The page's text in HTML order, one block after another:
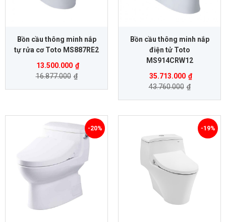
Bồn cầu thông minh nắp
tự rửa cơ Toto MS887RE2
13.500.000 ₫
16.877.000 ₫
Bồn cầu thông minh nắp
điện tử Toto
MS914CRW12
35.713.000 ₫
43.760.000 ₫
-20% -19%